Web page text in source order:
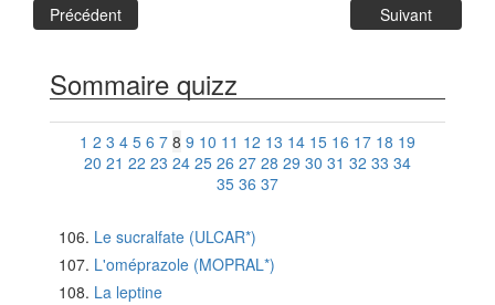
Précédent Suivant
Sommaire quizz
1 2 3 4 5 6 7 8 9 10 11 12 13 14 15 16 17 18 19
20 21 22 23 24 25 26 27 28 29 30 31 32 33 34
35 36 37
Le sucralfate (ULCAR*)
L'oméprazole (MOPRAL*)
La leptine